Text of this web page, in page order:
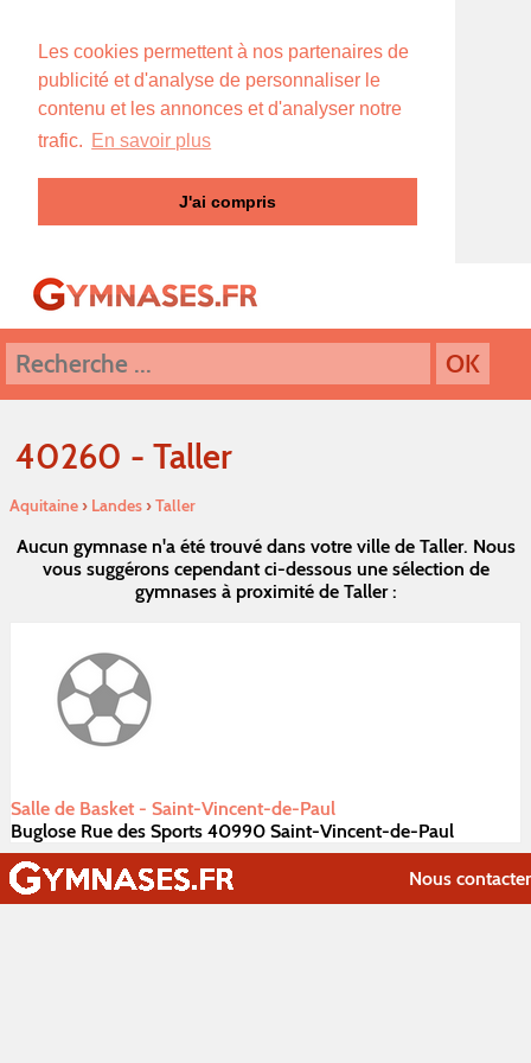
Les cookies permettent à nos partenaires de
publicité et d'analyse de personnaliser le
contenu et les annonces et d'analyser notre
trafic. En savoir plus
J'ai compris
40260 - Taller
Aquitaine› Landes›Taller
Aucun gymnase n'a été trouvé dans votre ville de Taller. Nous
vous suggérons cependant ci-dessous une sélection de
gymnases à proximité de Taller :
Salle de Basket - Saint-Vincent-de-Paul
Buglose Rue des Sports 40990 Saint-Vincent-de-Paul
Nous contacter